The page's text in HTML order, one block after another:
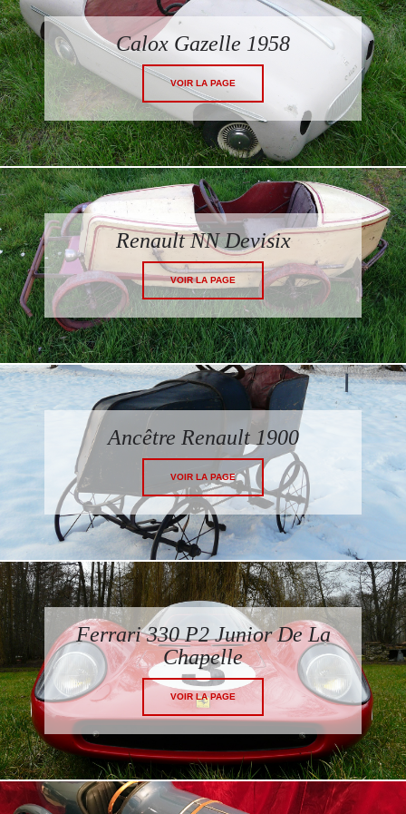
Calox Gazelle 1958
VOIR LA PAGE
Renault NN Devisix
VOIR LA PAGE
Ancêtre Renault 1900
VOIR LA PAGE
Ferrari 330 P2 Junior De La
Chapelle
VOIR LA PAGE